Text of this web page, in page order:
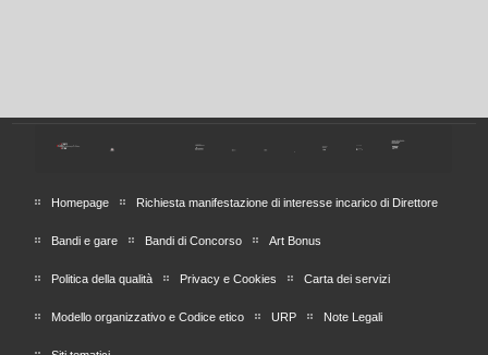
Homepage Richiesta manifestazione di interesse incarico di Direttore
Bandi e gare Bandi di Concorso Art Bonus
Politica della qualità Privacy e Cookies Carta dei servizi
Modello organizzativo e Codice etico URP Note Legali